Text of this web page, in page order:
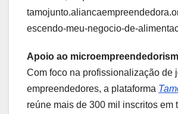
escendo-meu-negocio-de-
Apoio ao
Com foco na profissionalização de
empreendedores, a plataforma
reúne mais de 300 mil inscritos em